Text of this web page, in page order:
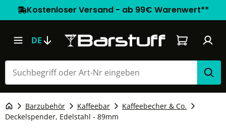
Kostenloser Versand - ab 99€ Warenwert**
DE Warenkorb
Barzubehör Kaffeebar
Kaffeebecher & Co.
Deckelspender, Edelstahl - 89mm